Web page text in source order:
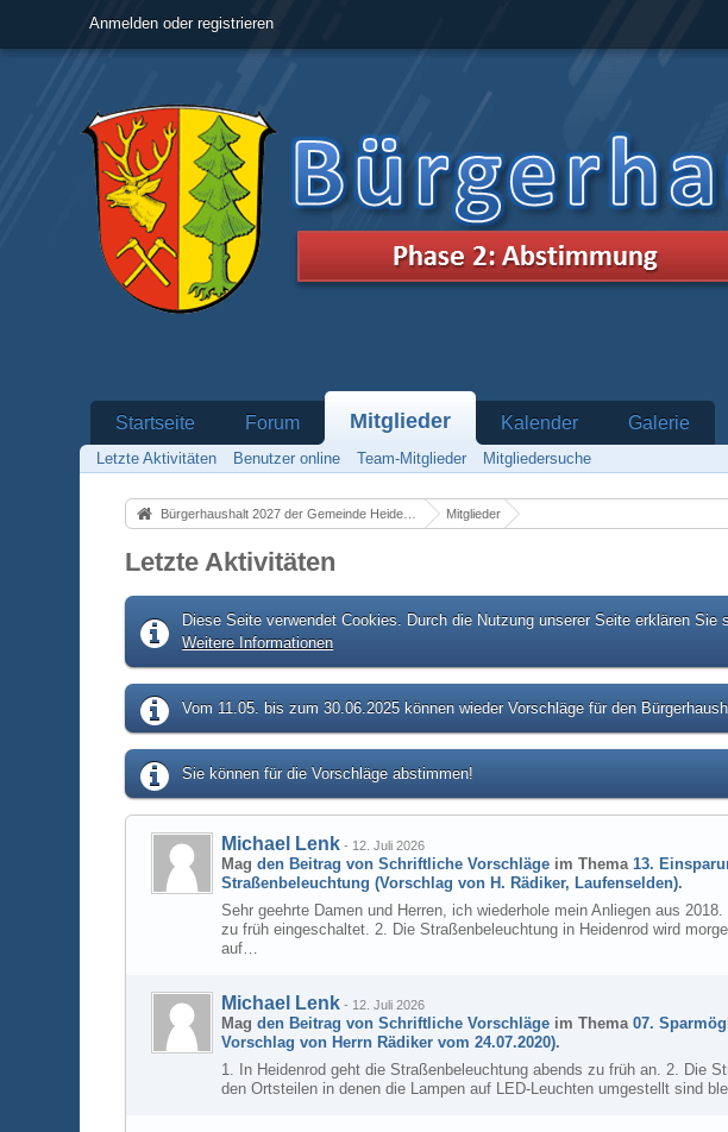
Anmelden oder registrieren
Startseite Forum Mitglieder Kalender Galerie
Letzte Aktivitäten Benutzer online Team-Mitglieder Mitgliedersuche
Bürgerhaushalt 2027 der Gemeinde Heidenrod Mitglieder
Letzte Aktivitäten
Diese Seite verwendet Cookies. Durch die Nutzung unserer Seite erklären
Weitere Informationen
Vom 11.05. bis zum 30.06.2025 können wieder Vorschläge für den
Sie können für die Vorschläge abstimmen!
Michael Lenk - 12. Juli 2026
Magden Beitrag vonSchriftliche Vorschläge im Thema13.
Straßenbeleuchtung (Vorschlag von H. Rädiker, Laufenselden).
Sehr geehrte Damen und Herren, ich wiederhole mein Anliegen aus
zu früh eingeschaltet. 2. Die Straßenbeleuchtung in Heidenrod wird
auf…
Michael Lenk - 12. Juli 2026
Magden Beitrag vonSchriftliche Vorschläge im Thema07.
Vorschlag von Herrn Rädiker vom 24.07.2020).
1. In Heidenrod geht die Straßenbeleuchtung abends zu früh an. 2. Die
den Ortsteilen in denen die Lampen auf LED-Leuchten umgestellt sind